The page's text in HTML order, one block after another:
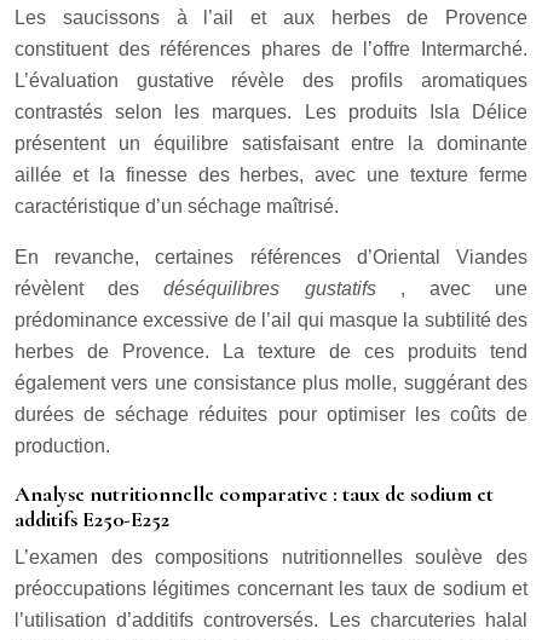
Les saucissons à l’ail et aux herbes de Provence
constituent des références phares de l’offre Intermarché.
L’évaluation gustative révèle des profils aromatiques
contrastés selon les marques. Les produits Isla Délice
présentent un équilibre satisfaisant entre la dominante
aillée et la finesse des herbes, avec une texture ferme
caractéristique d’un séchage maîtrisé.
En revanche, certaines références d’Oriental Viandes
révèlent desdéséquilibres gustatifs , avec une
prédominance excessive de l’ail qui masque la subtilité des
herbes de Provence. La texture de ces produits tend
également vers une consistance plus molle, suggérant des
durées de séchage réduites pour optimiser les coûts de
production.
Analyse nutritionnelle comparative : taux de sodium et
additifs E250-E252
L’examen des compositions nutritionnelles soulève des
préoccupations légitimes concernant les taux de sodium et
l’utilisation d’additifs controversés. Les charcuteries halal